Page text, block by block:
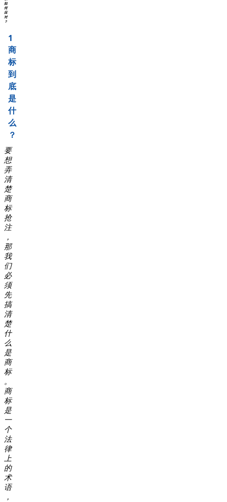
如
何
应
对
？
1
商
标
到
底
是
什
么
？
要
想
弄
清
楚
商
标
抢
注
，
那
我
们
必
须
先
搞
清
楚
什
么
是
商
标
。
商
标
是
一
个
法
律
上
的
术
语
，